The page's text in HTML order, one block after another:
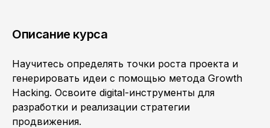
Описание курса
Научитесь определять точки роста проекта и
генерировать идеи с помощью метода Growth
Hacking. Освоите digital-инструменты для
разработки и реализации стратегии
продвижения.